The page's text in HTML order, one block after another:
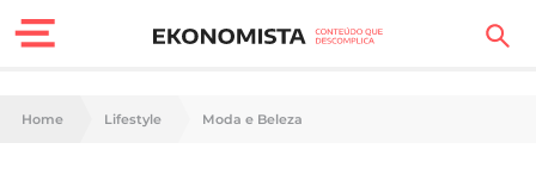
Finanças Pessoais
Home Lifestyle Moda e Beleza